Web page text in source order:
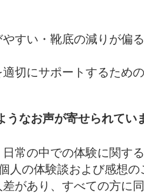
すい・靴底の減りが偏
切にサポートするため
うなお声が寄せられてい
常の中での体験に関す
人の体験談および感想
があり、すべての方に